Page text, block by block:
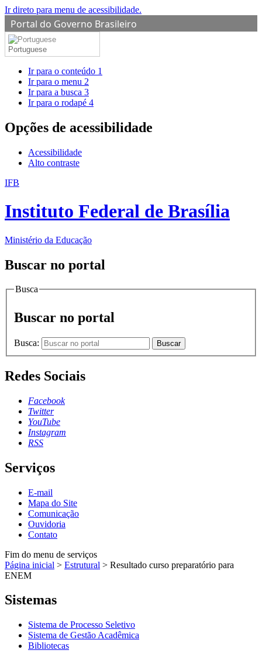
Ir direto para menu de acessibilidade.
Portal do Governo Brasileiro
Portuguese
Ir para o conteúdo 1
Ir para o menu 2
Ir para a busca 3
Ir para o rodapé 4
Opções de acessibilidade
Acessibilidade
Alto contraste
IFB
Instituto Federal de Brasília
Ministério da Educação
Buscar no portal
Busca
Buscar no portal
Busca: Buscar
Redes Sociais
Facebook
Twitter
YouTube
Instagram
RSS
Serviços
E-mail
Mapa do Site
Comunicação
Ouvidoria
Contato
Fim do menu de serviços
Página inicial > Estrutural > Resultado curso preparatório para
ENEM
Sistemas
Sistema de Processo Seletivo
Sistema de Gestão Acadêmica
Bibliotecas